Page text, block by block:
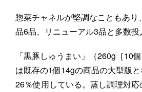
惣菜チャネルが堅調なこともあ
品6品、リニューアル3品と多数投
「黒豚しゅうまい」（260g［10
は既存の1個14gの商品の大型版
26％使用している。蒸し調理対